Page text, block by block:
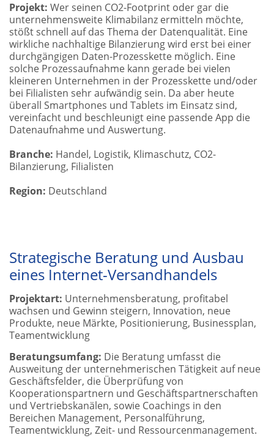
Projekt: Wer seinen CO2-Footprint oder gar die
unternehmensweite Klimabilanz ermitteln möchte,
stößt schnell auf das Thema der Datenqualität. Eine
wirkliche nachhaltige Bilanzierung wird erst bei einer
durchgängigen Daten-Prozesskette möglich. Eine
solche Prozessaufnahme kann gerade bei vielen
kleineren Unternehmen in der Prozesskette und/oder
bei Filialisten sehr aufwändig sein. Da aber heute
überall Smartphones und Tablets im Einsatz sind,
vereinfacht und beschleunigt eine passende App die
Datenaufnahme und Auswertung.
Branche: Handel, Logistik, Klimaschutz, CO2-
Bilanzierung, Filialisten
Region: Deutschland
Strategische Beratung und Ausbau
eines Internet-Versandhandels
Projektart: Unternehmensberatung, profitabel
wachsen und Gewinn steigern, Innovation, neue
Produkte, neue Märkte, Positionierung, Businessplan,
Teamentwicklung
Beratungsumfang: Die Beratung umfasst die
Ausweitung der unternehmerischen Tätigkeit auf neue
Geschäftsfelder, die Überprüfung von
Kooperationspartnern und Geschäftspartnerschaften
und Vertriebskanälen, sowie Coachings in den
Bereichen Management, Personalführung,
Teamentwicklung, Zeit- und Ressourcenmanagement.